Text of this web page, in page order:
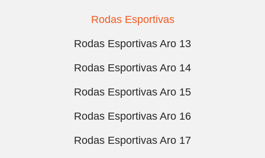
Rodas Esportivas
Rodas Esportivas Aro 13
Rodas Esportivas Aro 14
Rodas Esportivas Aro 15
Rodas Esportivas Aro 16
Rodas Esportivas Aro 17